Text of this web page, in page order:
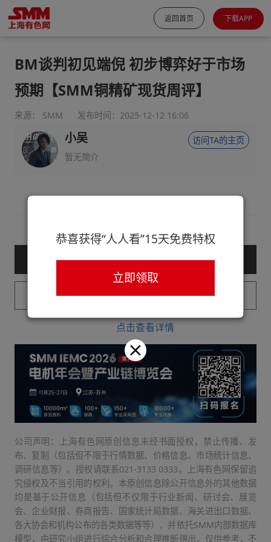
返回首页 下载APP
BM谈判初见端倪 初步博弈好于市场
预期【SMM铜精矿现货周评】
来源： SMM 发布时间：2025-12-12 16:06
小吴
暂无简介
访问TA的主页
— 购买服务后查看全文 —
已购买用户请登录
点击查看详情
公司声明：上海有色网原创信息未经书面授权，禁止传播、发
布、复制（包括但不限于行情数据、价格信息、市场统计信息、
调研信息等）。授权请联系021-3133 0333。上海有色网保留追
究侵权及不当引用的权利。本原创信息除公开信息外的其他数据
均是基于公开信息（包括但不仅限于行业新闻、研讨会、展览
会、企业财报、券商报告、国家统计局数据、海关进出口数据、
各大协会和机构公布的各类数据等等），并依托SMM内部数据库
模型，由研究小组进行综合分析和合理推断得出，仅供参考，不
恭喜获得“人人看”15天免费特权
立即领取